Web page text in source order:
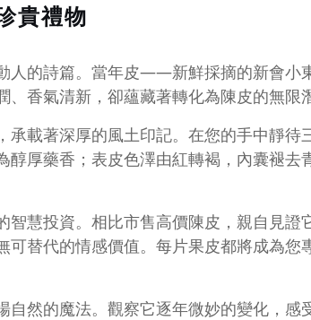
貴禮物
人的詩篇。當年皮——新鮮採摘的新會小
香氣清新，卻蘊藏著轉化為陳皮的無限
承載著深厚的風土印記。在您的手中靜待
醇厚藥香；表皮色澤由紅轉褐，內囊褪去
智慧投資。相比市售高價陳皮，親自見證
可替代的情感價值。每片果皮都將成為您
自然的魔法。觀察它逐年微妙的變化，感